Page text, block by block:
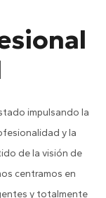
impulsando la
y la
de la visión de
centramos en
y totalmente